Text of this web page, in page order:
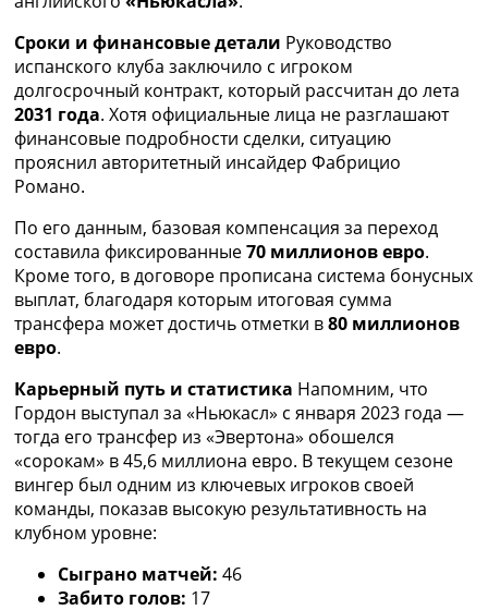
Видео
Трансферы
Новости футбола Украины
Последние комментарии
Конкурс прогнозов
Логин
Рейтинги
Правила
Турниры
Чемпионат Мира
Украина. Премьер-Лига
Украина. Первая Лига
Лига Чемпионов
Другие Турниры >>>
Таблицы
Таблицы групп Чемпионата Мира
Украина. Премьер-Лига
Украина. Первая Лига
Лига Чемпионов. Таблицы групп
Англия. Премьер-Лига
Все таблицы >>>
Сроки и финансовые детали Руководство
испанского клуба заключило с игроком
долгосрочный контракт, который рассчитан до лета
2031 года. Хотя официальные лица не разглашают
финансовые подробности сделки, ситуацию
прояснил авторитетный инсайдер Фабрицио
Романо.
По его данным, базовая компенсация за переход
составила фиксированные70 миллионов евро.
Кроме того, в договоре прописана система бонусных
выплат, благодаря которым итоговая сумма
трансфера может достичь отметки в80 миллионов
евро.
Карьерный путь и статистика Напомним, что
Гордон выступал за «Ньюкасл» с января 2023 года —
тогда его трансфер из «Эвертона» обошелся
«сорокам» в 45,6 миллиона евро. В текущем сезоне
вингер был одним из ключевых игроков своей
команды, показав высокую результативность на
клубном уровне:
Сыграно матчей: 46
Забито голов: 17